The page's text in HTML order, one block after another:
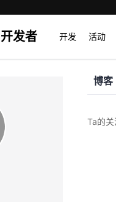
开发者 开发 活动
博客
Ta的关